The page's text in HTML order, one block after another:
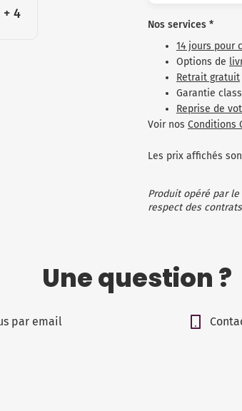
+ 4
Nos services *
14 jours pour
Options de
Retrait gratuit
Garantie
Reprise de
Voir nos Conditions
Les prix affichés
Produit opéré par
respect des
Une question ?
par email